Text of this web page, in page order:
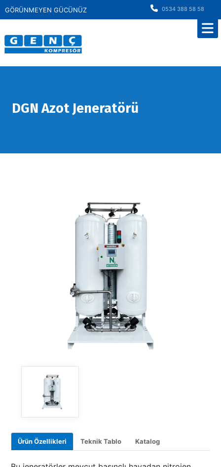
GÖRÜNMEYEN GÜCÜNÜZ 0534 388 58 58
DGN Azot Jeneratörü
Ürün Özellikleri Teknik Tablo Katalog